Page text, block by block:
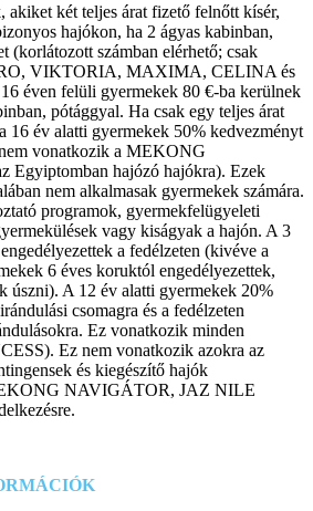
akiket két teljes árat fizető felnőtt kísér,
hajókon, ha 2 ágyas kabinban,
(korlátozott számban elérhető; csak
VIKTORIA, MAXIMA, CELINA és
éven felüli gyermekek 80 €-ba kerülnek
pótággyal. Ha csak egy teljes árat
16 év alatti gyermekek 50% kedvezményt
vonatkozik a MEKONG
Egyiptomban hajózó hajókra). Ezek
nem alkalmasak gyermekek számára.
programok, gyermekfelügyeleti
vagy kiságyak a hajón. A 3
a fedélzeten (kivéve a
6 éves koruktól engedélyezettek,
úszni). A 12 év alatti gyermekek 20%
csomagra és a fedélzeten
Ez vonatkozik minden
Ez nem vonatkozik azokra az
és kiegészítő hajók
NAVIGÁTOR, JAZ NILE